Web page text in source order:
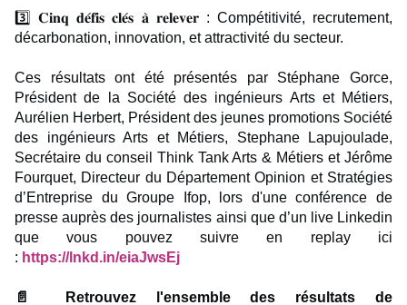
3️⃣ 𝐂𝐢𝐧𝐪 𝐝𝐞́𝐟𝐢𝐬 𝐜𝐥𝐞́𝐬 𝐚̀ 𝐫𝐞𝐥𝐞𝐯𝐞𝐫 : Compétitivité, recrutement,
décarbonation, innovation, et attractivité du secteur.
Ces résultats ont été présentés par Stéphane Gorce,
Président de la Société des ingénieurs Arts et Métiers,
Aurélien Herbert, Président des jeunes promotions Société
des ingénieurs Arts et Métiers, Stephane Lapujoulade,
Secrétaire du conseil Think Tank Arts & Métiers et Jérôme
Fourquet, Directeur du Département Opinion et Stratégies
d’Entreprise du Groupe Ifop, lors d'une conférence de
presse auprès des journalistes ainsi que d’un live Linkedin
que vous pouvez suivre en replay ici
: https://lnkd.in/eiaJwsEj
📄 Retrouvez l'ensemble des résultats de